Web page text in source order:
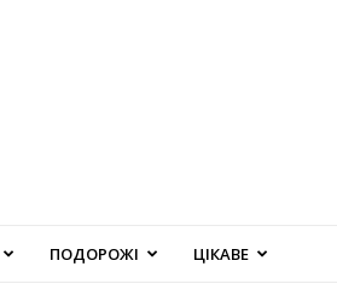
ПОДОРОЖІ ЦІКАВЕ